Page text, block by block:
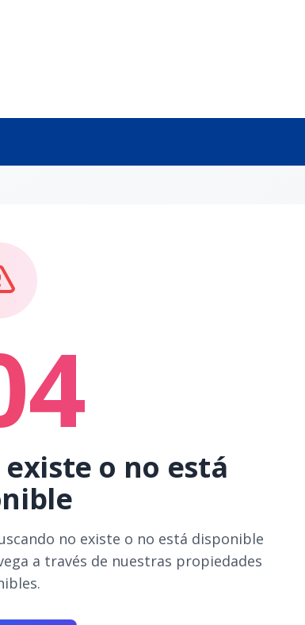
o no está
no existe o no está disponible
a través de nuestras propiedades